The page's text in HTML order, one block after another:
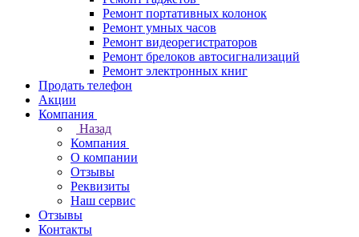
Ремонт портативных колонок
Ремонт умных часов
Ремонт видеорегистраторов
Ремонт брелоков автосигнализаций
Ремонт электронных книг
Продать телефон
Акции
Компания
Назад
Компания
О компании
Отзывы
Реквизиты
Наш сервис
Отзывы
Контакты